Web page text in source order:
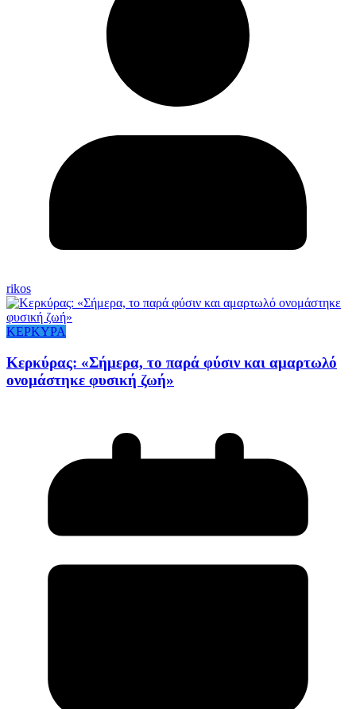
rikos
ΚΕΡΚΥΡΑ
Κερκύρας: «Σήμερα, το παρά φύσιν και αμαρτωλό
ονομάστηκε φυσική ζωή»